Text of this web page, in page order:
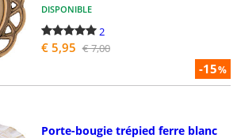
-15%
DISPONIBLE
2
€ 5,95 € 7,00
Porte-bougie trépied ferre blanc